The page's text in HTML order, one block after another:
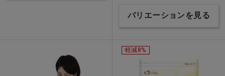
バリエーションを見る
軽減8%